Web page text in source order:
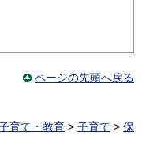
ページの先頭へ戻る
育て・教育 > 子育て > 保